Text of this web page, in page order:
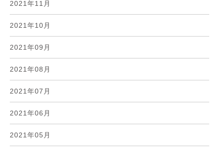
2021年11月
2021年10月
2021年09月
2021年08月
2021年07月
2021年06月
2021年05月